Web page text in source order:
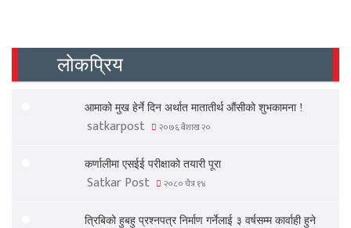
लोकप्रिय
आमाको मुख हेर्ने दिन अर्थात मातातीर्थ औंसीको शुभकामना !
satkarpost २०७६ बैशाख २०
कर्णालीमा एसईई परीक्षाको तयारी पूरा
Satkar Post २०८० चैत्र १४
त्रिबिको हुबहु प्रश्नपत्र निर्माण गर्नेलाई ३ वर्षसम्म कार्वाही हुने